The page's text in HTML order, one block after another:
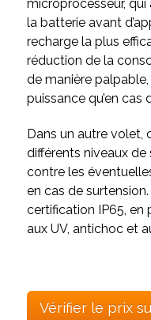
microprocesseur, qui
la batterie avant
recharge la plus
réduction de la
de manière palpable,
puissance qu’en cas
Dans un autre volet,
différents niveaux
contre les
en cas de surtension.
certification IP65, en
aux UV, antichoc et
Vérifier le prix